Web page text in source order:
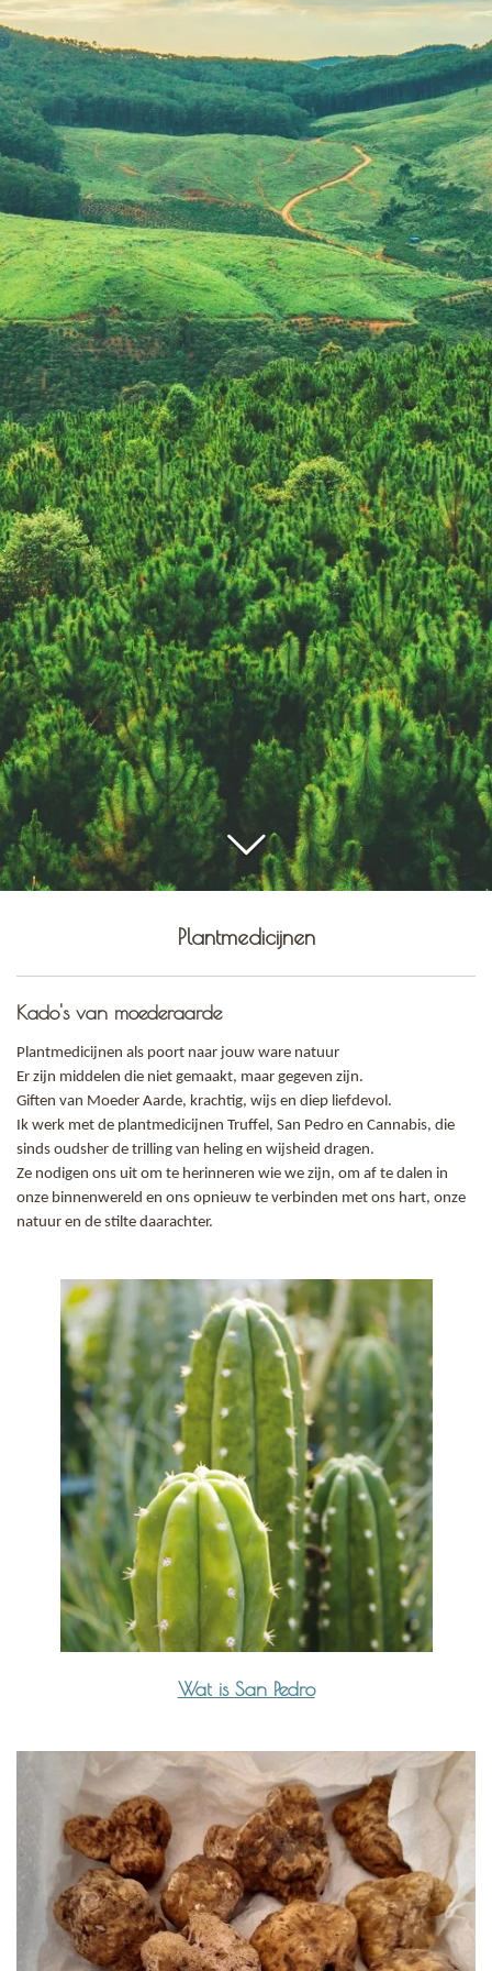
Plantmedicijnen
Kado's van moederaarde
Plantmedicijnen als poort naar jouw ware natuur
Er zijn middelen die niet gemaakt, maar gegeven zijn.
Giften van Moeder Aarde, krachtig, wijs en diep liefdevol.
Ik werk met de plantmedicijnen Truffel, San Pedro en Cannabis, die
sinds oudsher de trilling van heling en wijsheid dragen.
Ze nodigen ons uit om te herinneren wie we zijn, om af te dalen in
onze binnenwereld en ons opnieuw te verbinden met ons hart, onze
natuur en de stilte daarachter.
Wat is San Pedro